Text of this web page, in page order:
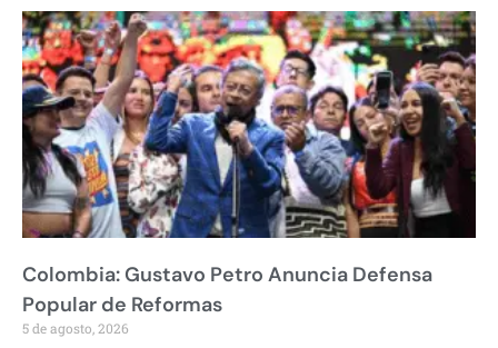
Colombia: Gustavo Petro Anuncia Defensa
Popular de Reformas
5 de agosto, 2026